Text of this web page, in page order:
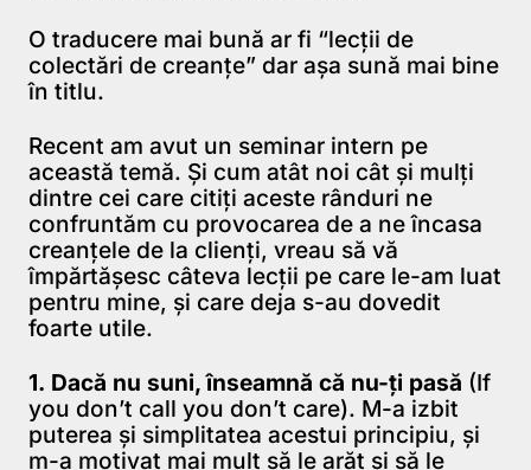
O traducere mai bună ar fi “lecţii de
colectări de creanţe” dar aşa sună mai bine
în titlu.
Recent am avut un seminar intern pe
această temă. Şi cum atât noi cât şi mulţi
dintre cei care citiţi aceste rânduri ne
confruntăm cu provocarea de a ne încasa
creanţele de la clienţi, vreau să vă
împărtăşesc câteva lecţii pe care le-am luat
pentru mine, şi care deja s-au dovedit
foarte utile.
1. Dacă nu suni, înseamnă că nu-ţi pasă (If
you don’t call you don’t care). M-a izbit
puterea şi simplitatea acestui principiu, şi
m-a motivat mai mult să le arăt şi să le